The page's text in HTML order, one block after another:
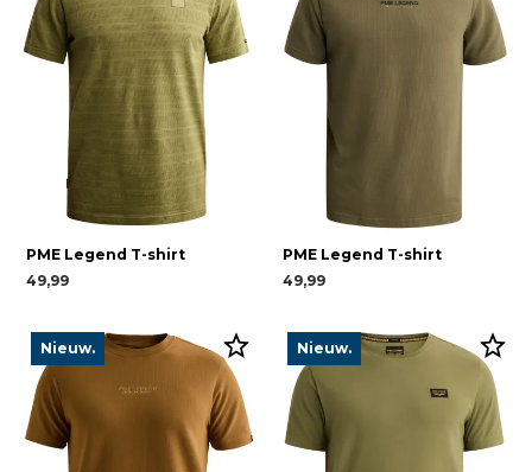
PME Legend T-shirt
49,99
PME Legend T-shirt
49,99
Nieuw. Nieuw.